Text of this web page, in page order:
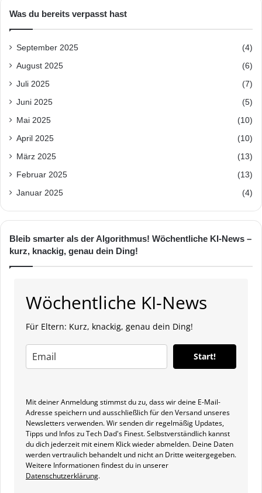
Was du bereits verpasst hast
September 2025 (4)
August 2025 (6)
Juli 2025 (7)
Juni 2025 (5)
Mai 2025 (10)
April 2025 (10)
März 2025 (13)
Februar 2025 (13)
Januar 2025 (4)
Bleib smarter als der Algorithmus! Wöchentliche KI-News –
kurz, knackig, genau dein Ding!
Wöchentliche KI-News
Für Eltern: Kurz, knackig, genau dein Ding!
Start!
Mit deiner Anmeldung stimmst du zu, dass wir deine E-Mail-
Adresse speichern und ausschließlich für den Versand unseres
Newsletters verwenden. Wir senden dir regelmäßig Updates,
Tipps und Infos zu Tech Dad's Finest. Selbstverständlich kannst
du dich jederzeit mit einem Klick wieder abmelden. Deine Daten
werden vertraulich behandelt und nicht an Dritte weitergegeben.
Weitere Informationen findest du in unserer
Datenschutzerklärung.